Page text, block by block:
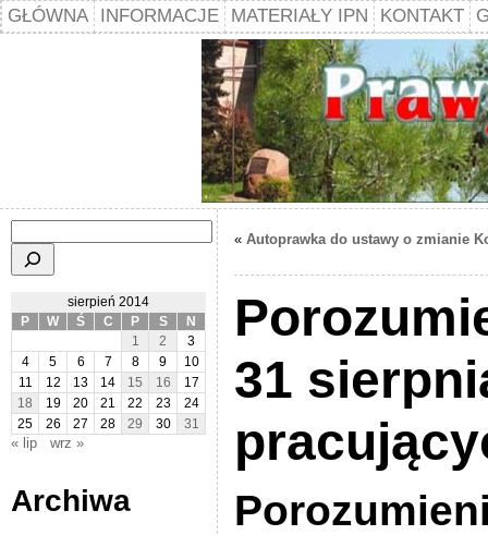
GŁÓWNA INFORMACJE MATERIAŁY IPN KONTAKT
sierpień 2014
P
W Ś C P S
N
1
2
3
4
5 6 7 8 9
10
11
12 13 14 15 16
17
18
19 20 21 22 23
24
25
26 27 28 29 30 31
« lip wrz »
Archiwa
« Autoprawka do ustawy o zmianie
31